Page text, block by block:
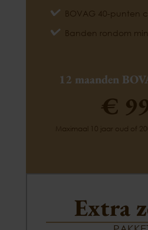
BOVAG 40-punten
Banden rondom
12 maanden
€
Maximaal 10 jaar oud of
Extra